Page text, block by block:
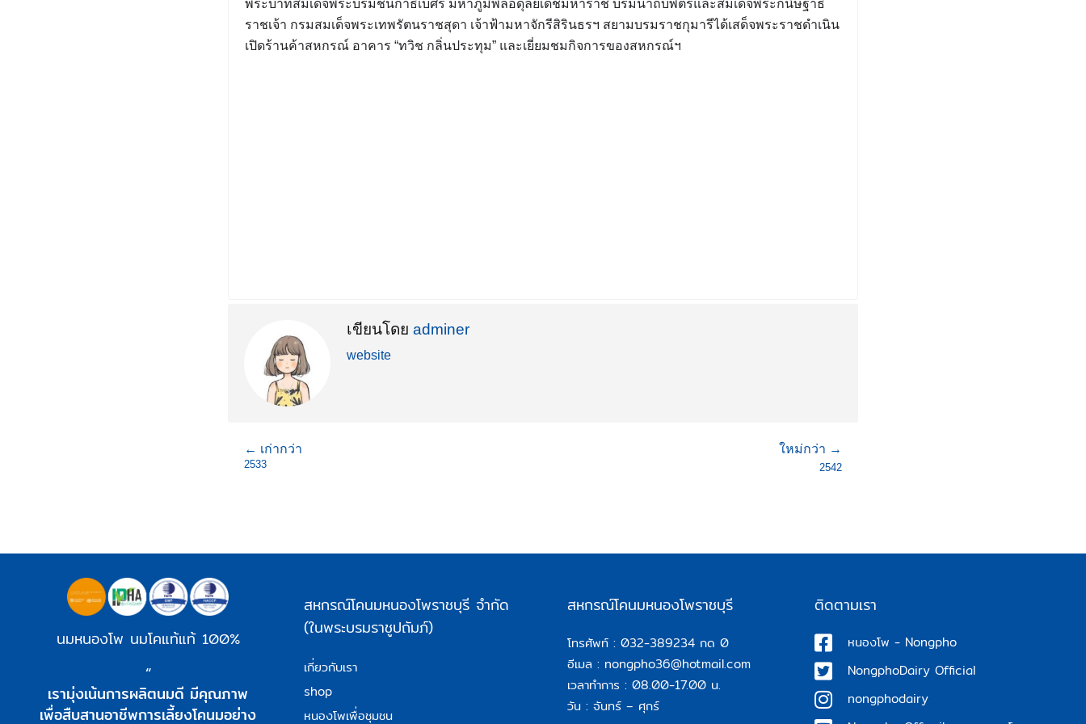
พระบาทสมเด็จพระบรมชนกาธิเบศร มหาภูมิพลอดุลยเดชมหาราช บรมนาถบพิตรและสมเด็จพระกนิษฐาธิ
ราชเจ้า กรมสมเด็จพระเทพรัตนราชสุดา เจ้าฟ้ามหาจักรีสิรินธรฯ สยามบรมราชกุมารีได้เสด็จพระราชดำเนิน
เปิดร้านค้าสหกรณ์ อาคาร “ทวิช กลิ่นประทุม” และเยี่ยมชมกิจการของสหกรณ์ฯ
เขียนโดย adminer
website
← เก่ากว่า
2533
ใหม่กว่า →
2542
นมหนองโพ นมโคแท้แท้ 100%
“
เรามุ่งเน้นการผลิตนมดี มีคุณภาพ
เพื่อสืบสานอาชีพการเลี้ยงโคนมอย่าง
สหกรณ์โคนมหนองโพราชบุรี จำกัด
(ในพระบรมราชูปถัมภ์)
เกี่ยวกับเรา
shop
หนองโพเพื่อชุมชน
สหกรณ์โคนมหนองโพราชบุรี
โทรศัพท์ : 032-389234 กด 0
อีเมล : nongpho36@hotmail.com
เวลาทำการ : 08.00-17.00 น.
วัน : จันทร์ – ศุกร์
ติดตามเรา
หนองโพ - Nongpho
NongphoDairy Official
nongphodairy